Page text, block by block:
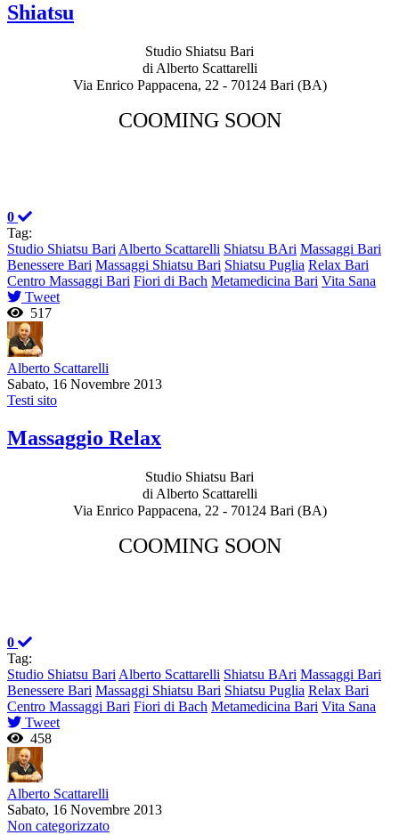
Shiatsu
Studio Shiatsu Bari
di Alberto Scattarelli
Via Enrico Pappacena, 22 - 70124 Bari (BA)
COOMING SOON
0
Tag:
Studio Shiatsu Bari Alberto Scattarelli Shiatsu BAri Massaggi Bari
Benessere Bari Massaggi Shiatsu Bari Shiatsu Puglia Relax Bari
Centro Massaggi Bari Fiori di Bach Metamedicina Bari Vita Sana
Tweet
517
Alberto Scattarelli
Sabato, 16 Novembre 2013
Testi sito
Massaggio Relax
Studio Shiatsu Bari
di Alberto Scattarelli
Via Enrico Pappacena, 22 - 70124 Bari (BA)
COOMING SOON
0
Tag:
Studio Shiatsu Bari Alberto Scattarelli Shiatsu BAri Massaggi Bari
Benessere Bari Massaggi Shiatsu Bari Shiatsu Puglia Relax Bari
Centro Massaggi Bari Fiori di Bach Metamedicina Bari Vita Sana
Tweet
458
Alberto Scattarelli
Sabato, 16 Novembre 2013
Non categorizzato